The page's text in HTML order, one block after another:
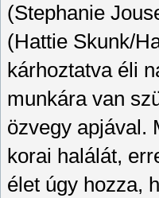
(Stephanie
(Hattie Skunk/
kárhoztatva éli
munkára van
özvegy apjával.
korai halálát,
élet úgy hozza,